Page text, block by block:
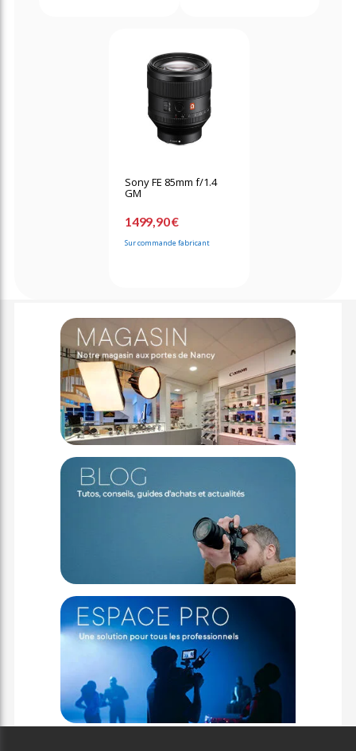
Sony FE 85mm f/1.4
GM
1499,90 €
Sur commande fabricant